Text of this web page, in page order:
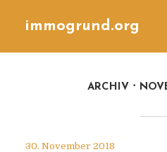
immogrund.org
ARCHIV
30. November 2018